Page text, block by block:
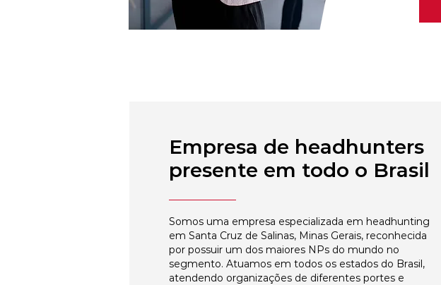
Empresa de headhunters
presente em todo o Brasil
Somos uma empresa especializada em headhunting
em Santa Cruz de Salinas, Minas Gerais, reconhecida
por possuir um dos maiores NPs do mundo no
segmento. Atuamos em todos os estados do Brasil,
atendendo organizações de diferentes portes e